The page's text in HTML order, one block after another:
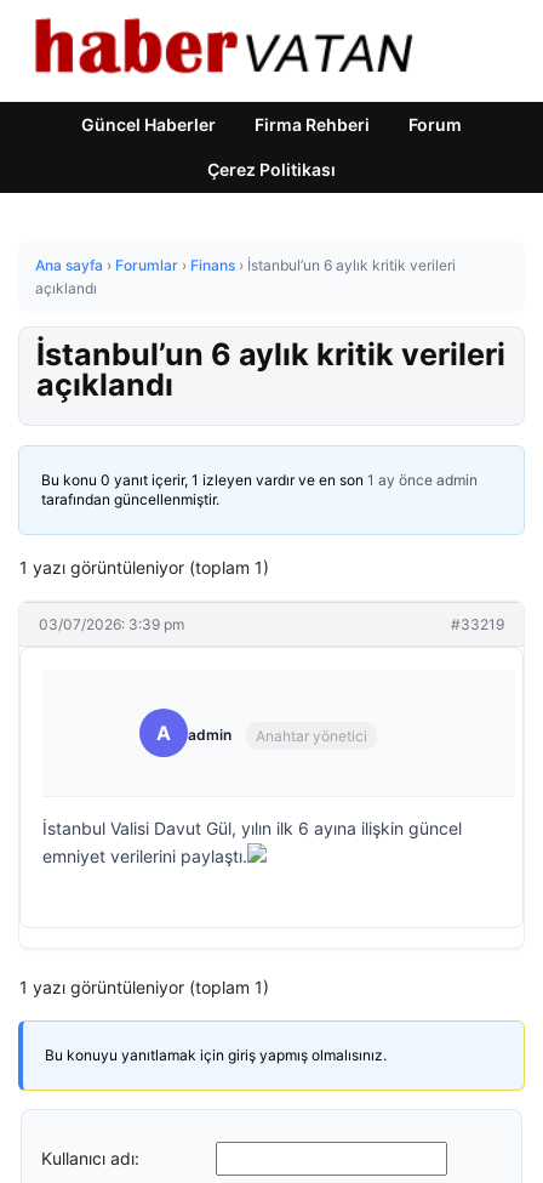
Güncel Haberler Firma Rehberi Forum
Çerez Politikası
Ana sayfa › Forumlar › Finans › İstanbul’un 6 aylık kritik verileri
açıklandı
İstanbul’un 6 aylık kritik verileri
açıklandı
Bu konu 0 yanıt içerir, 1 izleyen vardır ve en son 1 ay önce admin
tarafından güncellenmiştir.
1 yazı görüntüleniyor (toplam 1)
03/07/2026: 3:39 pm #33219
A admin Anahtar yönetici
İstanbul Valisi Davut Gül, yılın ilk 6 ayına ilişkin güncel
emniyet verilerini paylaştı.
1 yazı görüntüleniyor (toplam 1)
Bu konuyu yanıtlamak için giriş yapmış olmalısınız.
Kullanıcı adı: